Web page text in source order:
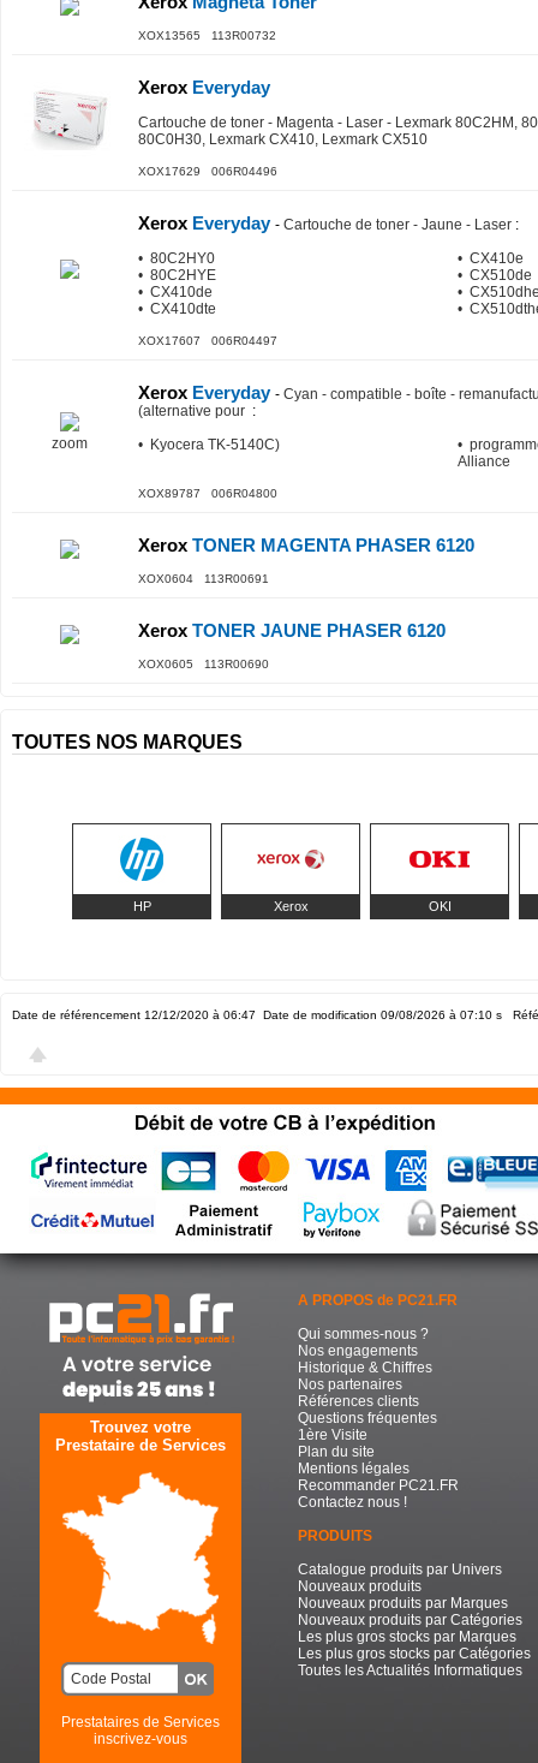
XOX13565 113R00732
Xerox Everyday
Cartouche de toner - Magenta - Laser - Lexmark 80C2HM,
80C0H30, Lexmark CX410, Lexmark CX510
XOX17629 006R04496
Xerox Everyday - Cartouche de toner - Jaune - Laser :
• 80C2HY0
• 80C2HYE
• CX410de
• CX410dte
• CX410e
• CX510de
•
•
XOX17607 006R04497
zoom
Xerox Everyday - Cyan - compatible - boîte -
(alternative pour :
• Kyocera TK-5140C)
•
Alliance
XOX89787 006R04800
Xerox TONER MAGENTA PHASER 6120
XOX0604 113R00691
Xerox TONER JAUNE PHASER 6120
XOX0605 113R00690
TOUTES NOS MARQUES
HP Xerox OKI
Date de référencement 12/12/2020 à 06:47 Date de modification 09/08/2026 à 07:10 s
Trouvez votre
Prestataire de Services
Prestataires de Services
inscrivez-vous
A PROPOS de PC21.FR
Qui sommes-nous ?
Nos engagements
Historique & Chiffres
Nos partenaires
Références clients
Questions fréquentes
1ère Visite
Plan du site
Mentions légales
Recommander PC21.FR
Contactez nous !
PRODUITS
Catalogue produits par Univers
Nouveaux produits
Nouveaux produits par Marques
Nouveaux produits par Catégories
Les plus gros stocks par Marques
Les plus gros stocks par Catégories
Toutes les Actualités Informatiques